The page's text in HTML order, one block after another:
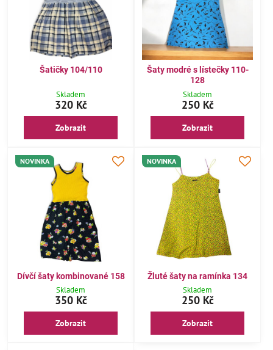
Šatičky 104/110
Skladem
320 Kč
Zobrazit
Šaty modré s lístečky 110-
128
Skladem
250 Kč
Zobrazit
NOVINKA
Dívčí šaty kombinované 158
Skladem
350 Kč
Zobrazit
NOVINKA
Žluté šaty na ramínka 134
Skladem
250 Kč
Zobrazit